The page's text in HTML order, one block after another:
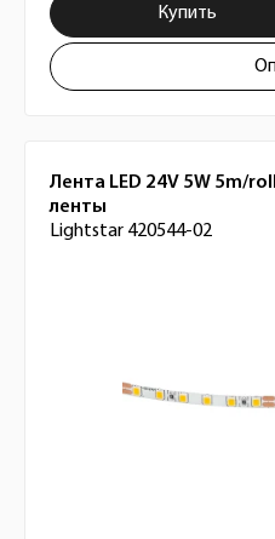
Купить
Лента LED 24V 5W 5m/
ленты
Lightstar 420544-02